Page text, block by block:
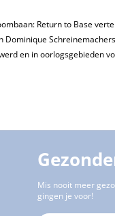
Return to Base
Dominique
en in oorlogsgebieden
Mis nooit meer
gingen je voor!